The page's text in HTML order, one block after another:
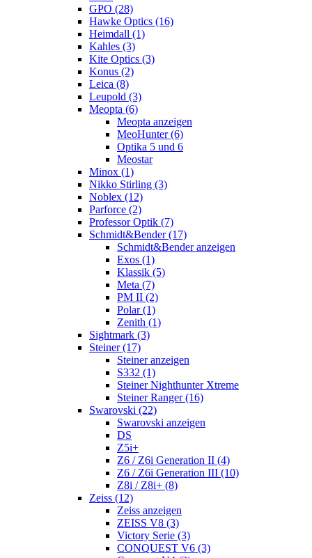
GPO (28)
Hawke Optics (16)
Heimdall (1)
Kahles (3)
Kite Optics (3)
Konus (2)
Leica (8)
Leupold (3)
Meopta (6)
Meopta anzeigen
MeoHunter (6)
Optika 5 und 6
Meostar
Minox (1)
Nikko Stirling (3)
Noblex (12)
Parforce (2)
Professor Optik (7)
Schmidt&Bender (17)
Schmidt&Bender anzeigen
Exos (1)
Klassik (5)
Meta (7)
PM II (2)
Polar (1)
Zenith (1)
Sightmark (3)
Steiner (17)
Steiner anzeigen
S332 (1)
Steiner Nighthunter Xtreme
Steiner Ranger (16)
Swarovski (22)
Swarovski anzeigen
DS
Z5i+
Z6 / Z6i Generation II (4)
Z6 / Z6i Generation III (10)
Z8i / Z8i+ (8)
Zeiss (12)
Zeiss anzeigen
ZEISS V8 (3)
Victory Serie (3)
CONQUEST V6 (3)